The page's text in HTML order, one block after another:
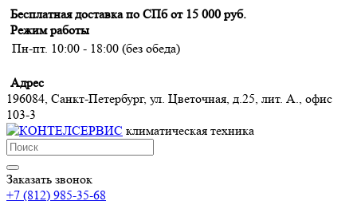
Бесплатная доставка по СПб от 15 000 руб.
Режим работы
Пн-пт. 10:00 - 18:00 (без обеда)
Адрес
196084, Санкт-Петербург, ул. Цветочная, д.25, лит. А., офис
103-3
климатическая техника
Заказать звонок
+7 (812) 985-35-68